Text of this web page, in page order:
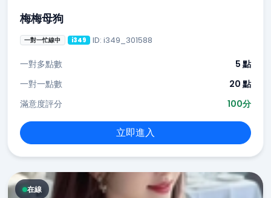
梅梅母狗
一對一忙線中 i349 ID: i349_301588
一對多點數
5 點
一對一點數
20 點
滿意度評分
100分
立即進入
在線